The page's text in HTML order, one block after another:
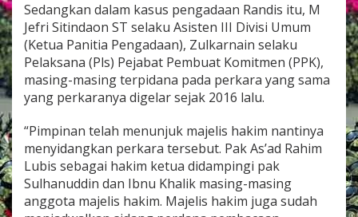
a
n
a
n
R
a
n
i
s
O
p
e
r
Sedangkan dalam kasus pengadaan Randis itu, M
Jefri Sitindaon ST selaku Asisten III Divisi Umum
(Ketua Panitia Pengadaan), Zulkarnain selaku
Pelaksana (Pls) Pejabat Pembuat Komitmen (PPK),
masing-masing terpidana pada perkara yang sama
yang perkaranya digelar sejak 2016 lalu.
“Pimpinan telah menunjuk majelis hakim nantinya
menyidangkan perkara tersebut. Pak As’ad Rahim
Lubis sebagai hakim ketua didampingi pak
Sulhanuddin dan Ibnu Khalik masing-masing
anggota majelis hakim. Majelis hakim juga sudah